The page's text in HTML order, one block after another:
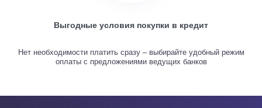
Выгодные условия покупки в кредит
Нет необходимости платить сразу – выбирайте удобный режим
оплаты с предложениями ведущих банков